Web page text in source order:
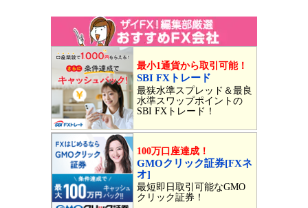
最小1通貨から取引可能！
SBI FXトレード
最狭水準スプレッド＆最良
水準スワップポイントの
SBI FXトレード！
100万口座達成！
GMOクリック証券[FXネ
オ]
最短即日取引可能なGMO
クリック証券！